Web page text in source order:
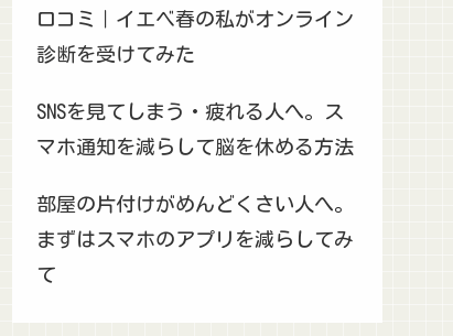
口コミ｜イエベ春の私がオンライン
診断を受けてみた
SNSを見てしまう・疲れる人へ。ス
マホ通知を減らして脳を休める方法
部屋の片付けがめんどくさい人へ。
まずはスマホのアプリを減らしてみ
て